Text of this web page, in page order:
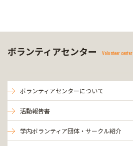
ボランティアセンター Volunteer center
ボランティアセンターについて
活動報告書
学内ボランティア団体・サークル紹介